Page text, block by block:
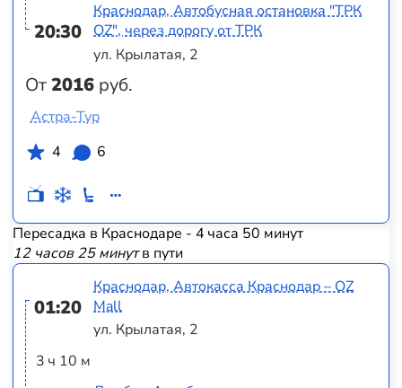
20:30
От2016 руб.
Краснодар, Автобусная остановка "ТРК
OZ", через дорогу от ТРК
ул. Крылатая, 2
Астра-Тур
4
6
Пересадка в Краснодаре - 4 часа 50 минут
12 часов 25 минутв пути
01:20
3 ч 10 м
Краснодар, Автокасса Краснодар – OZ
Mall
ул. Крылатая, 2